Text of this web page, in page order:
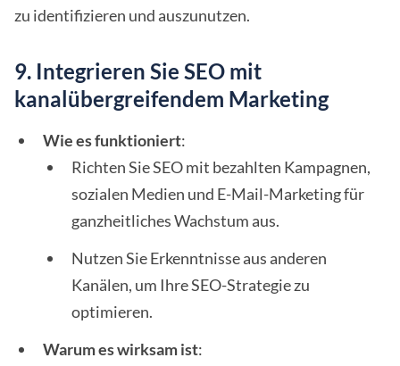
zu identifizieren und auszunutzen.
9. Integrieren Sie SEO mit
kanalübergreifendem Marketing
Wie es funktioniert:
Richten Sie SEO mit bezahlten Kampagnen,
sozialen Medien und E-Mail-Marketing für
ganzheitliches Wachstum aus.
Nutzen Sie Erkenntnisse aus anderen
Kanälen, um Ihre SEO-Strategie zu
optimieren.
Warum es wirksam ist: